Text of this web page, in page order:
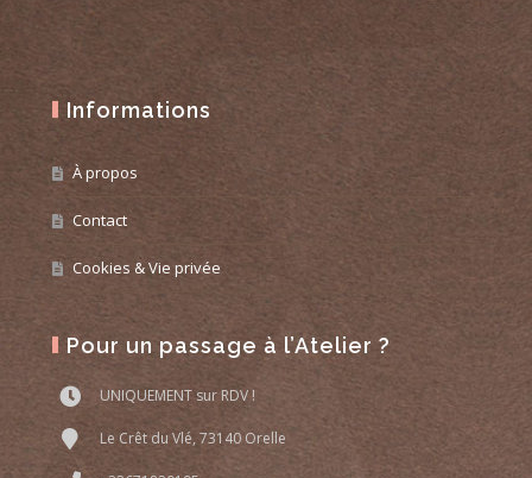
Informations
À propos
Contact
Cookies & Vie privée
Pour un passage à l’Atelier ?
UNIQUEMENT sur RDV !
Le Crêt du Vlé, 73140 Orelle